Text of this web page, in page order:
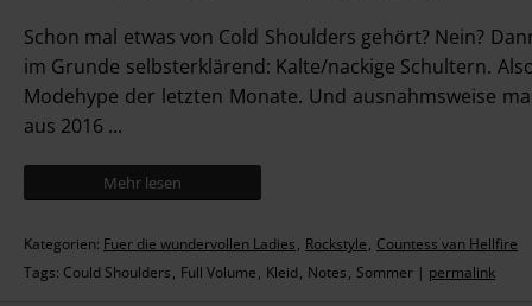
Schon mal etwas von Cold Shoulders gehört? Nein?
im Grunde selbsterklärend: Kalte/nackige Schultern.
Modehype der letzten Monate. Und ausnahmsweise
aus 2016 ...
Mehr lesen
Kategorien: Fuer die wundervollen Ladies Rockstyle Countess van Hellfire
Tags: Could Shoulders Full Volume Kleid Notes Sommer | permalink